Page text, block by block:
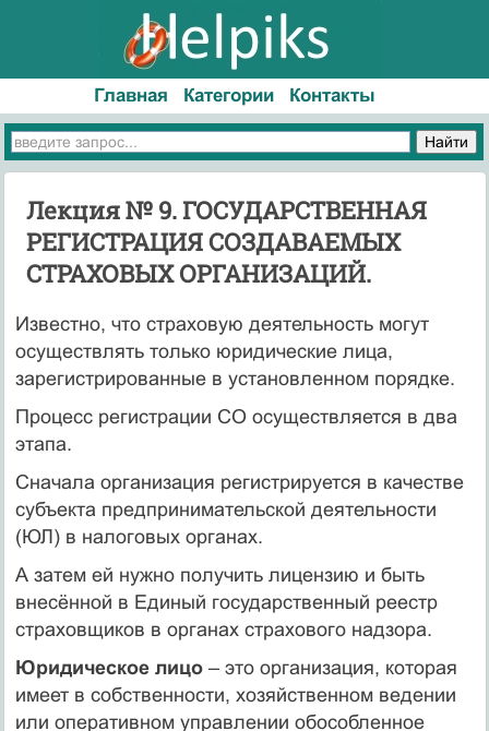
Главная Категории Контакты
Лекция № 9. ГОСУДАРСТВЕННАЯ
РЕГИСТРАЦИЯ СОЗДАВАЕМЫХ
СТРАХОВЫХ ОРГАНИЗАЦИЙ.
Известно, что страховую деятельность могут
осуществлять только юридические лица,
зарегистрированные в установленном порядке.
Процесс регистрации СО осуществляется в два
этапа.
Сначала организация регистрируется в качестве
субъекта предпринимательской деятельности
(ЮЛ) в налоговых органах.
А затем ей нужно получить лицензию и быть
внесённой в Единый государственный реестр
страховщиков в органах страхового надзора.
Юридическое лицо– это организация, которая
имеет в собственности, хозяйственном ведении
или оперативном управлении обособленное